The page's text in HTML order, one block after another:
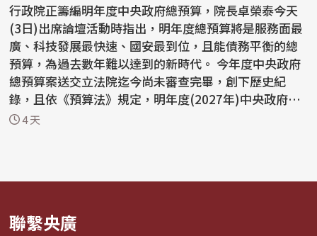
行政院正籌編明年度中央政府總預算，院長卓榮泰今天
(3日)出席論壇活動時指出，明年度總預算將是服務面最
廣、科技發展最快速、國安最到位，且能債務平衡的總
預算，為過去數年難以達到的新時代。 今年度中央政府
總預算案送交立法院迄今尚未審查完畢，創下歷史紀
錄，且依《預算法》規定，明年度(2027年)中央政府總
預算案...
4 天
聯繫央廣